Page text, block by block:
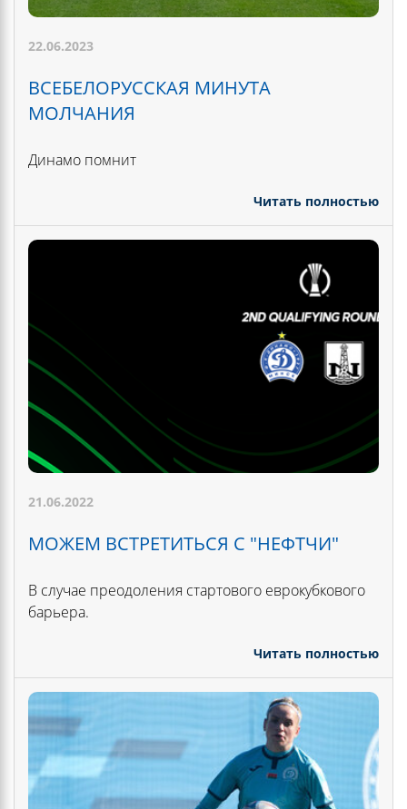
22.06.2023
ВСЕБЕЛОРУССКАЯ МИНУТА
МОЛЧАНИЯ
Динамо помнит
Читать полностью
21.06.2022
МОЖЕМ ВСТРЕТИТЬСЯ С "НЕФТЧИ"
В случае преодоления стартового еврокубкового
барьера.
Читать полностью